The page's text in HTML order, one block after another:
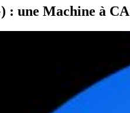
: une Machine à